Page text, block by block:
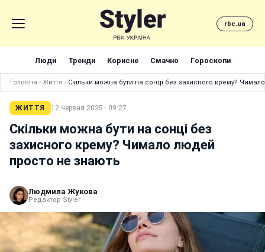
rbc.ua
Люди Тренди Корисне Смачно Гороскопи
Головна › Життя › Скільки можна бути на сонці без захисного крему?
ЖИТТЯ 12 червня 2025 · 09:27
Скільки можна бути на сонці без
захисного крему? Чимало людей
просто не знають
Людмила Жукова
Редактор Styler